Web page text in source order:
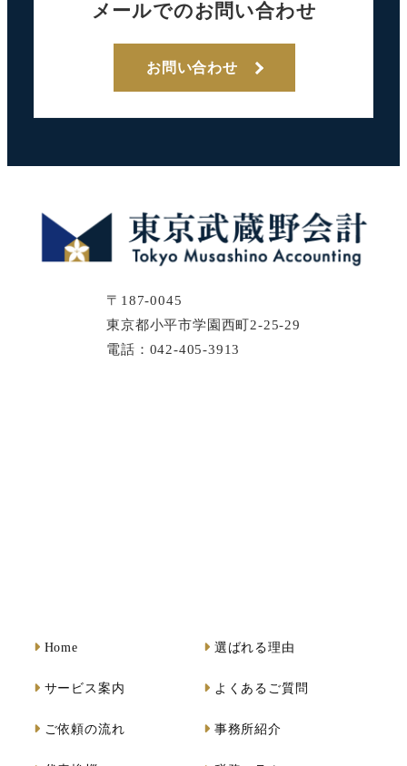
メールでのお問い合わせ
お問い合わせ
〒187-0045
東京都小平市学園西町2-25-29
電話：042-405-3913
Home 選ばれる理由
サービス案内 よくあるご質問
ご依頼の流れ 事務所紹介